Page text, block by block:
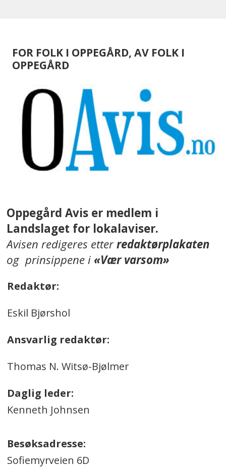
FOR FOLK I OPPEGÅRD, AV FOLK I
OPPEGÅRD
Oppegård Avis er medlem i
Landslaget for lokalaviser.
Avisen redigeres etterredaktørplakaten
og prinsippene i«Vær varsom»
Redaktør:
Eskil Bjørshol
Ansvarlig redaktør:
Thomas N. Witsø-Bjølmer
Daglig leder:
Kenneth Johnsen
Besøksadresse:
Sofiemyrveien 6D